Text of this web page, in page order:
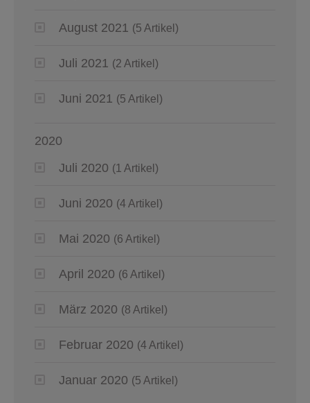
August 2021 (5 Artikel)
Juli 2021 (2 Artikel)
Juni 2021 (5 Artikel)
2020
Juli 2020 (1 Artikel)
Juni 2020 (4 Artikel)
Mai 2020 (6 Artikel)
April 2020 (6 Artikel)
März 2020 (8 Artikel)
Februar 2020 (4 Artikel)
Januar 2020 (5 Artikel)